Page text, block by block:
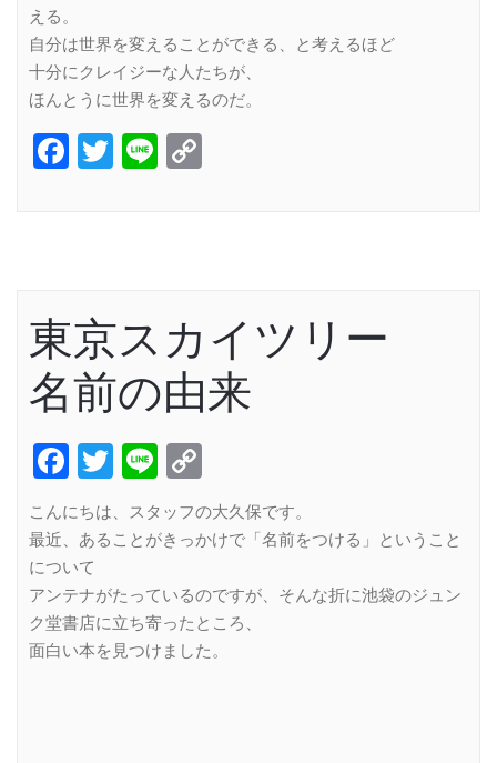
える。
自分は世界を変えることができる、と考えるほど
十分にクレイジーな人たちが、
ほんとうに世界を変えるのだ。
Facebook
Twitter
Line
東京スカイツリー
名前の由来
Facebook
Twitter
Line
Link
こんにちは、スタッフの大久保です。
最近、あることがきっかけで「名前をつける」ということ
について
アンテナがたっているのですが、そんな折に池袋のジュン
ク堂書店に立ち寄ったところ、
面白い本を見つけました。